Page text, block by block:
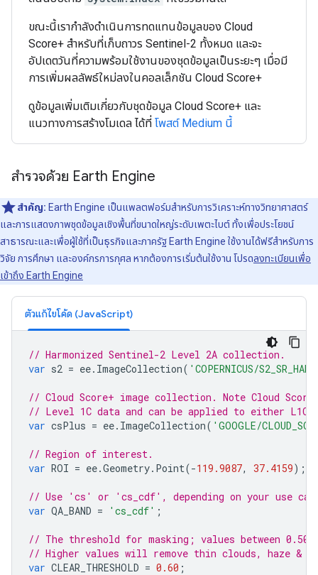
ขณะนี้เรากำลังดำเนินการทดแทนข้อมูลของ Cloud
Score+ สำหรับที่เก็บถาวร Sentinel-2 ทั้งหมด และจะ
อัปเดตวันที่ความพร้อมใช้งานของชุดข้อมูลเป็นระยะๆ เมื่อมี
การเพิ่มผลลัพธ์ใหม่ลงในคอลเล็กชัน Cloud Score+
ดูข้อมูลเพิ่มเติมเกี่ยวกับชุดข้อมูล Cloud Score+ และ
แนวทางการสร้างโมเดล ได้ที่ โพสต์ Medium นี้
สำรวจด้วย Earth Engine
สำคัญ: Earth Engine เป็นแพลตฟอร์มสําหรับการวิเคราะห์ทางวิทยาศาสตร์
และการแสดงภาพชุดข้อมูลเชิงพื้นที่ขนาดใหญ่ระดับเพตะไบต์ ทั้งเพื่อประโยชน์
สาธารณะและเพื่อผู้ใช้ที่เป็นธุรกิจและภาครัฐ Earth Engine ใช้งานได้ฟรีสำหรับการ
วิจัย การศึกษา และองค์กรการกุศล หากต้องการเริ่มต้นใช้งาน โปรดลงทะเบียนเพื่อ
เข้าถึง Earth Engine
ตัวแก้ไขโค้ด (JavaScript)
// Harmonized Sentinel-2 Level 2A collection.
var s2 = ee. ImageCollection( 'COPERNICUS/
// Cloud Score+ image collection. Note Cloud
// Level 1C data and can be applied to either L1C
var csPlus = ee. ImageCollection( 'GOOGLE/
// Region of interest.
var ROI = ee.Geometry. Point(-119.9087, 37.4159);
// Use 'cs' or 'cs_cdf', depending on your use
var QA_BAND = 'cs_cdf' ;
// The threshold for masking; values between 0.50
// Higher values will remove thin clouds, haze &
var CLEAR_THRESHOLD = 0.60 ;